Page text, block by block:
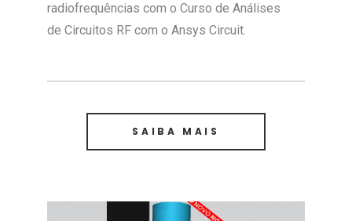
radiofrequências com o Curso de Análises
de Circuitos RF com o Ansys Circuit.
SAIBA MAIS